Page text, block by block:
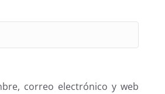
correo electrónico y web